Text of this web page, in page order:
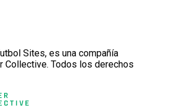
Sites, es una compañía
Collective. Todos los derechos